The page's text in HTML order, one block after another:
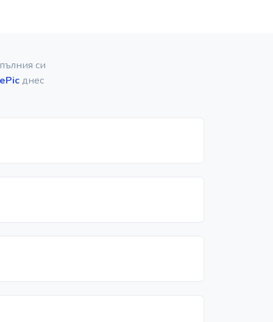
си
днес